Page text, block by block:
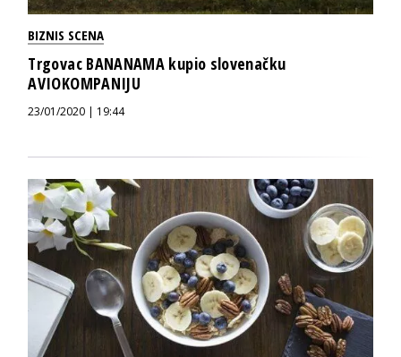
BIZNIS SCENA
Trgovac BANANAMA kupio slovenačku
AVIOKOMPANIJU
23/01/2020 | 19:44